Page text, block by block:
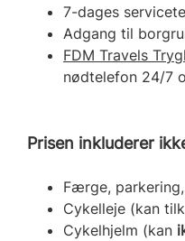
7-dages
Adgang til
FDM Travels
nødtelefon 24/7
Prisen inkluderer
Færge,
Cykelleje (kan
Cykelhjelm (kan